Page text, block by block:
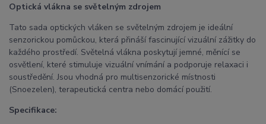
Optická vlákna se světelným zdrojem
Tato sada optických vláken se světelným zdrojem je ideální
senzorickou pomůckou, která přináší fascinující vizuální zážitky do
každého prostředí. Světelná vlákna poskytují jemné, měnící se
osvětlení, které stimuluje vizuální vnímání a podporuje relaxaci i
soustředění. Jsou vhodná pro multisenzorické místnosti
(Snoezelen), terapeutická centra nebo domácí použití.
Specifikace: